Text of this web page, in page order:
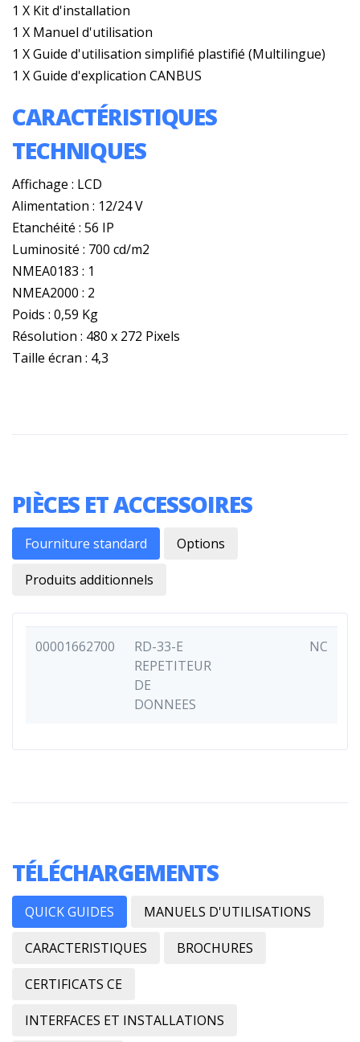
1 X Kit d'installation
1 X Manuel d'utilisation
1 X Guide d'utilisation simplifié plastifié (Multilingue)
1 X Guide d'explication CANBUS
CARACTÉRISTIQUES
TECHNIQUES
Affichage : LCD
Alimentation : 12/24 V
Etanchéité : 56 IP
Luminosité : 700 cd/m2
NMEA0183 : 1
NMEA2000 : 2
Poids : 0,59 Kg
Résolution : 480 x 272 Pixels
Taille écran : 4,3
PIÈCES ET ACCESSOIRES
Fourniture standard Options
Produits additionnels
00001662700
RD-33-E
REPETITEUR
DE
DONNEES
NC
TÉLÉCHARGEMENTS
QUICK GUIDES MANUELS D'UTILISATIONS
CARACTERISTIQUES BROCHURES
CERTIFICATS CE
INTERFACES ET INSTALLATIONS